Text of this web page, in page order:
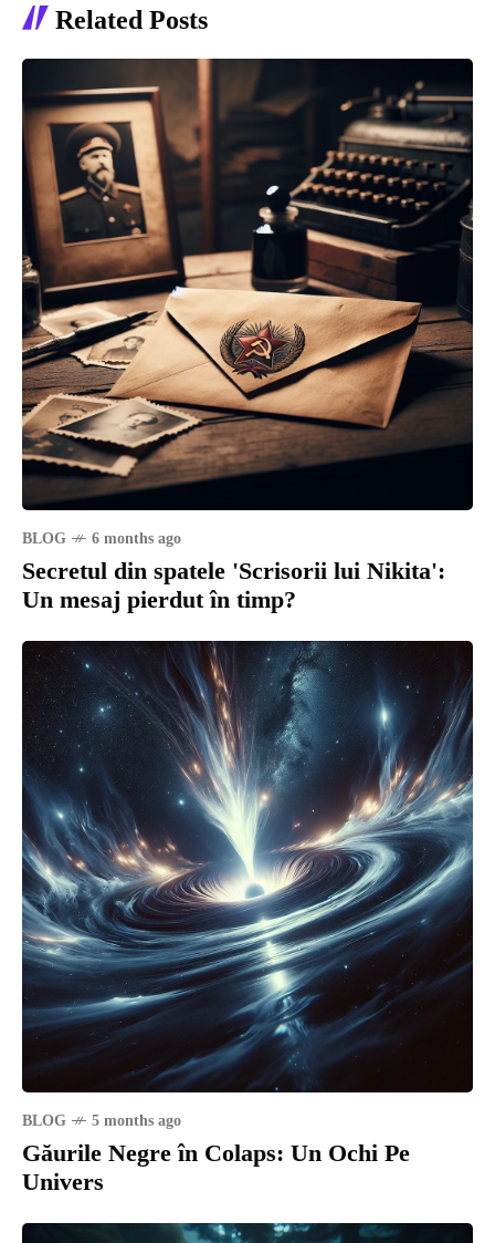
Related Posts
BLOG 6 months ago
Secretul din spatele 'Scrisorii lui Nikita':
Un mesaj pierdut în timp?
BLOG 5 months ago
Găurile Negre în Colaps: Un Ochi Pe
Univers